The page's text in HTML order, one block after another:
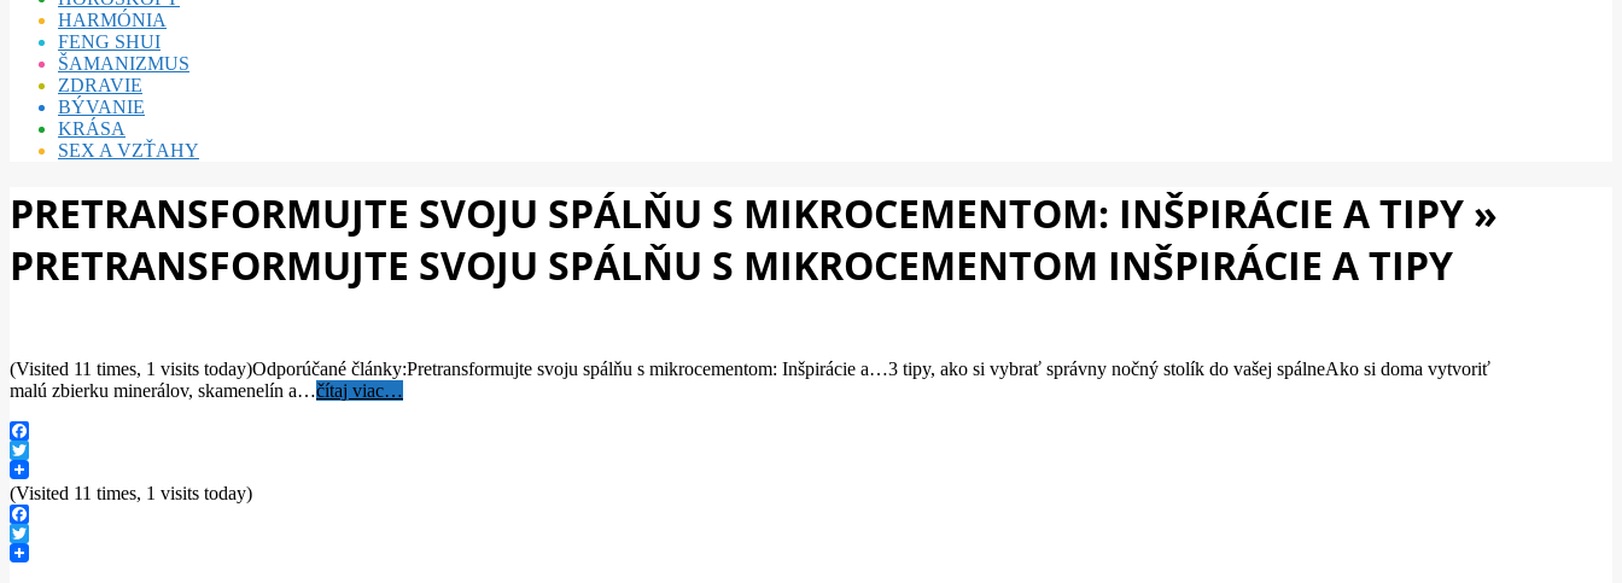
HARMÓNIA
FENG SHUI
ŠAMANIZMUS
ZDRAVIE
BÝVANIE
KRÁSA
SEX A VZŤAHY
PRETRANSFORMUJTE SVOJU SPÁLŇU S MIKROCEMENTOM: INŠPIRÁCIE A TIPY »
PRETRANSFORMUJTE SVOJU SPÁLŇU S MIKROCEMENTOM INŠPIRÁCIE A TIPY
(Visited 11 times, 1 visits today)Odporúčané články:Pretransformujte svoju spálňu s mikrocementom: Inšpirácie a…3 tipy, ako si vybrať správny nočný stolík do vašej spálneAko si doma vytvoriť
malú zbierku minerálov, skamenelín a…čítaj viac…
Facebook
Twitter
(Visited 11 times, 1 visits today)
Facebook
Twitter